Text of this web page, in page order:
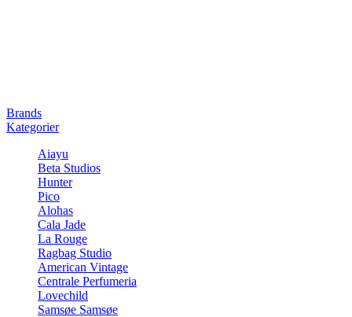
Brands
Kategorier
Aiayu
Beta Studios
Hunter
Pico
Alohas
Cala Jade
La Rouge
Ragbag Studio
American Vintage
Centrale Perfumeria
Lovechild
Samsøe Samsøe